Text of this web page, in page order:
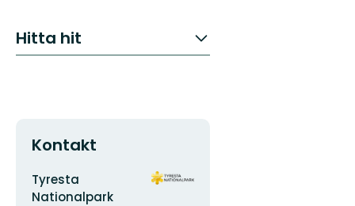
Hitta hit
Kontakt
Adress
Tyresta
Nationalpark
Organisationens